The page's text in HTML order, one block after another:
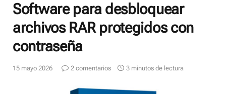
Software para desbloquear
archivos RAR protegidos con
contraseña
15 mayo 2026 2 comentarios 3 minutos de lectura